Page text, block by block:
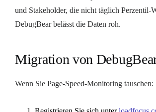
und Stakeholder, die nicht täglich Perzentil-
DebugBear belässt die Daten roh.
Migration von
Wenn Sie Page-Speed-Monitoring tauschen: